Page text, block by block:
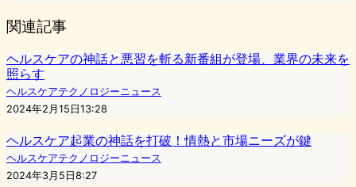
関連記事
ヘルスケアの神話と悪習を斬る新番組が登場、業界の未来を
照らす
ヘルスケアテクノロジーニュース
2024年2月15日13:28
ヘルスケア起業の神話を打破！情熱と市場ニーズが鍵
ヘルスケアテクノロジーニュース
2024年3月5日8:27